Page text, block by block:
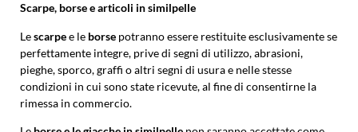
Scarpe, borse e articoli in similpelle
Lescarpee le borse potranno essere restituite esclusivamente se
perfettamente integre, prive di segni di utilizzo, abrasioni,
pieghe, sporco, graffi o altri segni di usura e nelle stesse
condizioni in cui sono state ricevute, al fine di consentirne la
rimessa in commercio.